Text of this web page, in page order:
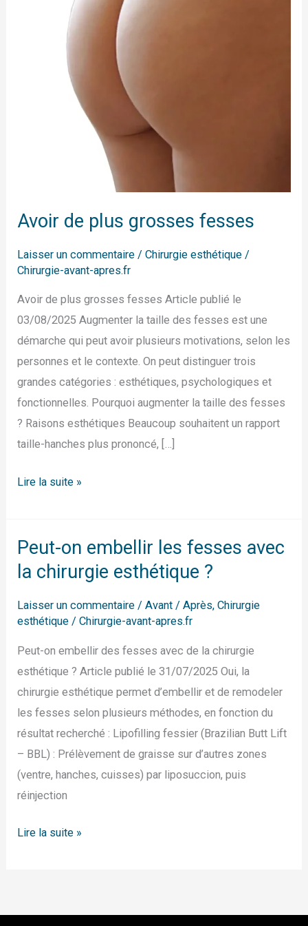
Avoir de plus grosses fesses
Laisser un commentaire /Chirurgie esthétique /
Chirurgie-avant-apres.fr
Avoir de plus grosses fesses Article publié le
03/08/2025 Augmenter la taille des fesses est une
démarche qui peut avoir plusieurs motivations, selon les
personnes et le contexte. On peut distinguer trois
grandes catégories : esthétiques, psychologiques et
fonctionnelles. Pourquoi augmenter la taille des fesses
? Raisons esthétiques Beaucoup souhaitent un rapport
taille-hanches plus prononcé, […]
Lire la suite »
Peut-on embellir les fesses avec
la chirurgie esthétique ?
Laisser un commentaire /Avant / Après,Chirurgie
esthétique /Chirurgie-avant-apres.fr
Peut-on embellir des fesses avec de la chirurgie
esthétique ? Article publié le 31/07/2025 Oui, la
chirurgie esthétique permet d’embellir et de remodeler
les fesses selon plusieurs méthodes, en fonction du
résultat recherché : Lipofilling fessier (Brazilian Butt Lift
– BBL) : Prélèvement de graisse sur d’autres zones
(ventre, hanches, cuisses) par liposuccion, puis
réinjection
Peut-
on
les
fesses
avec
la
chirurgie
esthétique
?
Lire la suite »